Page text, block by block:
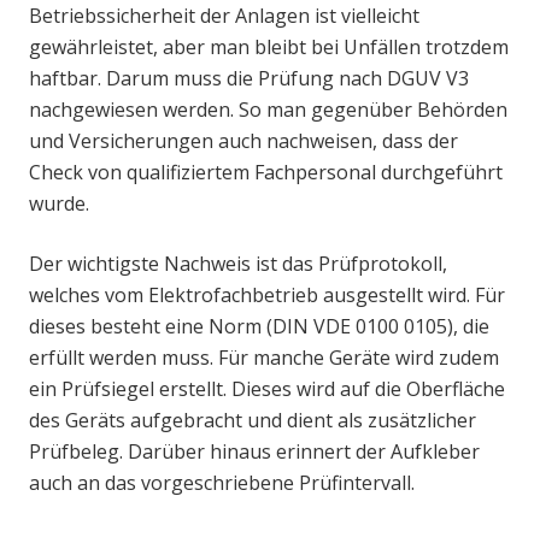
Betriebssicherheit der Anlagen ist vielleicht
gewährleistet, aber man bleibt bei Unfällen trotzdem
haftbar. Darum muss die Prüfung nach DGUV V3
nachgewiesen werden. So man gegenüber Behörden
und Versicherungen auch nachweisen, dass der
Check von qualifiziertem Fachpersonal durchgeführt
wurde.
Der wichtigste Nachweis ist das Prüfprotokoll,
welches vom Elektrofachbetrieb ausgestellt wird. Für
dieses besteht eine Norm (DIN VDE 0100 0105), die
erfüllt werden muss. Für manche Geräte wird zudem
ein Prüfsiegel erstellt. Dieses wird auf die Oberfläche
des Geräts aufgebracht und dient als zusätzlicher
Prüfbeleg. Darüber hinaus erinnert der Aufkleber
auch an das vorgeschriebene Prüfintervall.